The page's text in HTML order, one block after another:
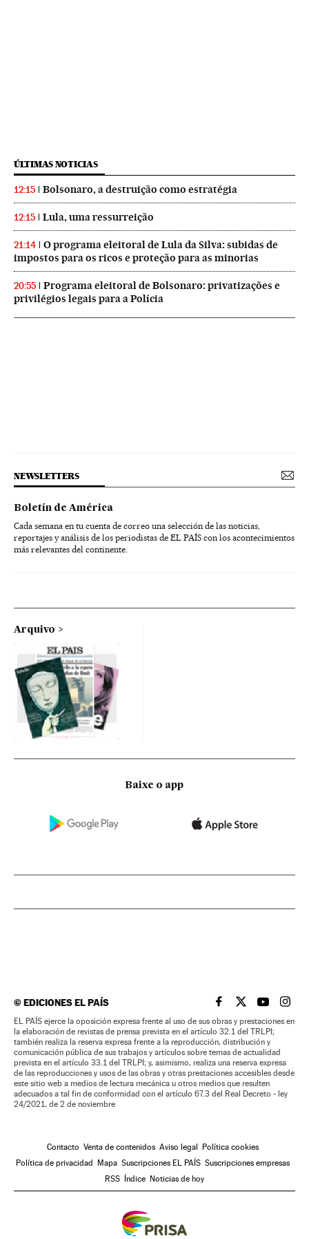
ÚLTIMAS NOTICIAS
12:15 Bolsonaro, a destruição como estratégia
12:15 Lula, uma ressurreição
21:14
O programa eleitoral de Lula da Silva: subidas de
impostos para os ricos e proteção para as minorias
20:55
Programa eleitoral de Bolsonaro: privatizações e
privilégios legais para a Polícia
NEWSLETTERS
Boletín de América
Cada semana en tu cuenta de correo una selección de las noticias,
reportajes y análisis de los periodistas de EL PAÍS con los acontecimientos
más relevantes del continente.
Arquivo
Baixe o app
©EDICIONES EL PAÍS EL PAÍS BRASIL EN
EL PAÍSEL PAÍS
EL
EL PAÍS ejerce la oposición expresa frente al uso de sus obras y prestaciones en
la elaboración de revistas de prensa prevista en el artículo 32.1 del TRLPI;
también realiza la reserva expresa frente a la reproducción, distribución y
comunicación pública de sus trabajos y artículos sobre temas de actualidad
prevista en el artículo 33.1 del TRLPI; y, asimismo, realiza una reserva expresa
de las reproducciones y usos de las obras y otras prestaciones accesibles desde
este sitio web a medios de lectura mecánica u otros medios que resulten
adecuados a tal fin de conformidad con el artículo 67.3 del Real Decreto - ley
24/2021, de 2 de noviembre
Contacto Venta de contenidos Aviso legal Política cookies
Política de privacidad Mapa Suscripciones EL PAÍS Suscripciones empresas
RSS Índice Noticias de hoy